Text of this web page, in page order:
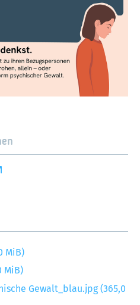
MiB)
MiB)
Gewalt_blau.jpg(365,0